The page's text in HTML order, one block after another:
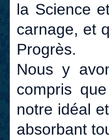
la Science
carnage, et
Progrès.
Nous y
compris
notre idéal
absorbant